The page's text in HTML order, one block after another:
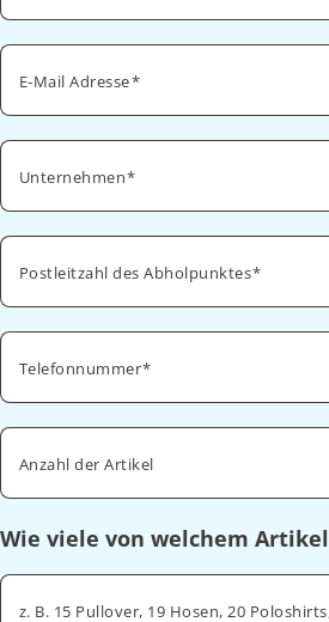
E-Mail Adresse
Unternehmen
Postleitzahl des Abholpunktes
Telefonnummer
Anzahl der Artikel
Wie viele von welchem
z. B. 15 Pullover, 19 Hosen, 20